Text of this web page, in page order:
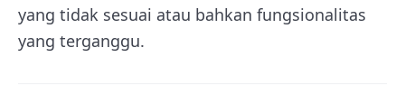
yang tidak sesuai atau bahkan fungsionalitas
yang terganggu.